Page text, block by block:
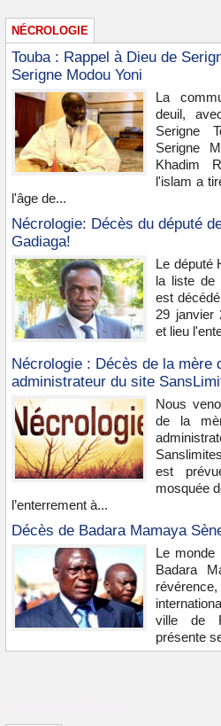
NÉCROLOGIE
Touba : Rappel à Dieu de
Serigne Modou Yoni
La
deuil,
Serigne
Serigne
Khadim
l'islam a
l'âge de...
Nécrologie: Décès du député
Gadiaga!
Le député
la liste de
est
29 janvier
et lieu
Nécrologie : Décès de la mère
administrateur du site
Nous
de la
est
mosquée
l’enterrement à...
Décès de Badara Mamaya
Le monde
Badara
ville de
présente